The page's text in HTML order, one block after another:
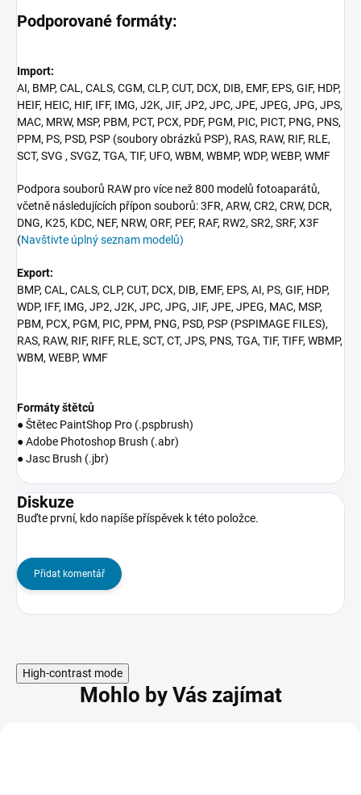
Podporované formáty:
Import:
AI, BMP, CAL, CALS, CGM, CLP, CUT, DCX, DIB, EMF, EPS, GIF, HDP,
HEIF, HEIC, HIF, IFF, IMG, J2K, JIF, JP2, JPC, JPE, JPEG, JPG, JPS,
MAC, MRW, MSP, PBM, PCT, PCX, PDF, PGM, PIC, PICT, PNG, PNS,
PPM, PS, PSD, PSP (soubory obrázků PSP), RAS, RAW, RIF, RLE,
SCT, SVG , SVGZ, TGA, TIF, UFO, WBM, WBMP, WDP, WEBP, WMF
Podpora souborů RAW pro více než 800 modelů fotoaparátů,
včetně následujících přípon souborů: 3FR, ARW, CR2, CRW, DCR,
DNG, K25, KDC, NEF, NRW, ORF, PEF, RAF, RW2, SR2, SRF, X3F
(Navštivte úplný seznam modelů)
Export:
BMP, CAL, CALS, CLP, CUT, DCX, DIB, EMF, EPS, AI, PS, GIF, HDP,
WDP, IFF, IMG, JP2, J2K, JPC, JPG, JIF, JPE, JPEG, MAC, MSP,
PBM, PCX, PGM, PIC, PPM, PNG, PSD, PSP (PSPIMAGE FILES),
RAS, RAW, RIF, RIFF, RLE, SCT, CT, JPS, PNS, TGA, TIF, TIFF, WBMP,
WBM, WEBP, WMF
Formáty štětců
● Štětec PaintShop Pro (.pspbrush)
● Adobe Photoshop Brush (.abr)
● Jasc Brush (.jbr)
Diskuze
Buďte první, kdo napíše příspěvek k této položce.
Přidat komentář
High-contrast mode
Mohlo by Vás zajímat